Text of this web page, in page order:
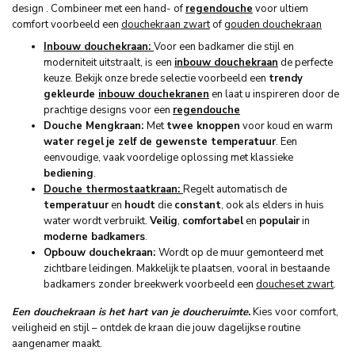
design . Combineer met een hand- of regendouche voor ultiem
comfort voorbeeld een douchekraan zwartofgouden douchekraan
Inbouw douchekraan: Voor een badkamer die stijl en
moderniteit uitstraalt, is een inbouw douchekraan de perfecte
keuze. Bekijk onze brede selectie voorbeeld een trendy
gekleurde inbouw douchekranen en laat u inspireren door de
prachtige designs voor een regendouche
Douche Mengkraan: Mettwee knoppen voor koud en warm
water regel je zelf de gewenste temperatuur. Een
eenvoudige, vaak voordelige oplossing met klassieke
bediening.
Douche thermostaatkraan: Regelt automatisch de
temperatuuren houdtdie constant, ook als elders in huis
water wordt verbruikt. Veilig, comfortabelen populairin
moderne badkamers.
Opbouw douchekraan: Wordt op de muur gemonteerd met
zichtbare leidingen. Makkelijk te plaatsen, vooral in bestaande
badkamers zonder breekwerk voorbeeld een doucheset zwart.
Een douchekraan is het hart van je doucheruimte.Kies voor comfort,
veiligheid en stijl – ontdek de kraan die jouw dagelijkse routine
aangenamer maakt.